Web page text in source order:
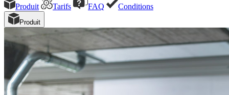
Produit
Tarifs FAQ Conditions
Produit